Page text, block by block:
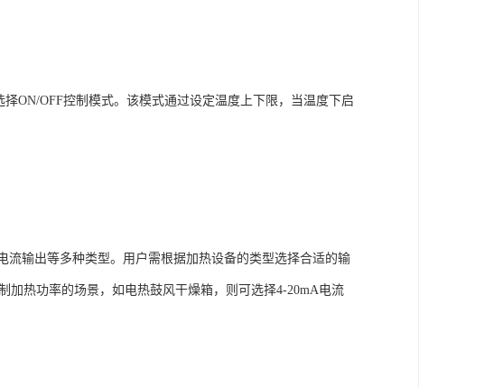
ON/OFF控制模式。该模式通过设定温度上下限，当温度下启
流输出等多种类型。用户需根据加热设备的类型选择合适的输
加热功率的场景，如电热鼓风干燥箱，则可选择4-20mA电流